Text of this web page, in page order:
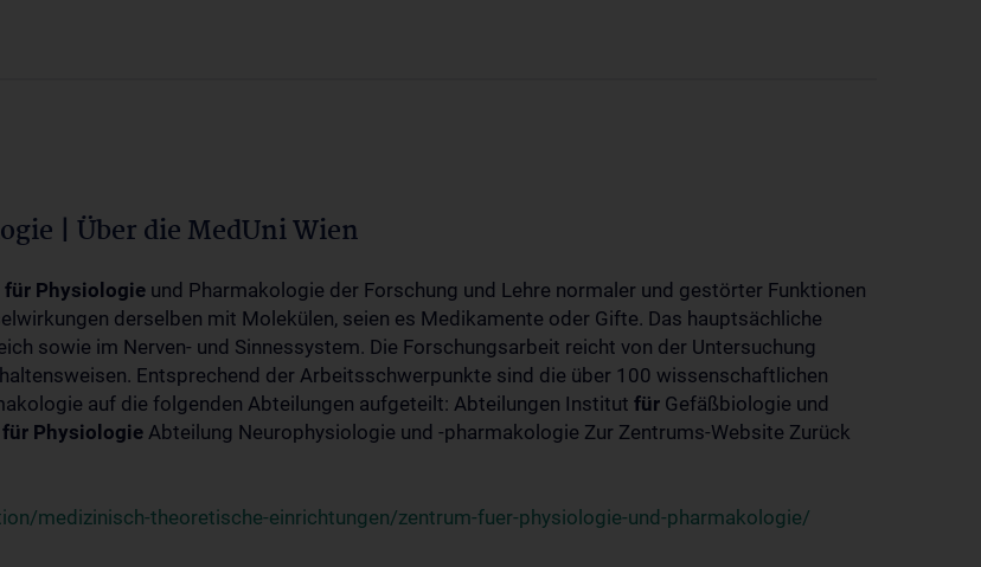
| Über die MedUni Wien
für Physiologie und Pharmakologie der Forschung und Lehre normaler und gestörter Funktionen
derselben mit Molekülen, seien es Medikamente oder Gifte. Das hauptsächliche
sowie im Nerven- und Sinnessystem. Die Forschungsarbeit reicht von der Untersuchung
Entsprechend der Arbeitsschwerpunkte sind die über 100 wissenschaftlichen
auf die folgenden Abteilungen aufgeteilt: Abteilungen Institut für Gefäßbiologie und
für Physiologie Abteilung Neurophysiologie und -pharmakologie Zur Zentrums-Website Zurück
medizinisch-theoretische-einrichtungen/zentrum-fuer-physiologie-und-pharmakologie/